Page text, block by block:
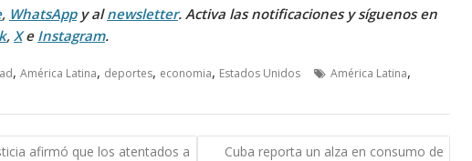
, WhatsAppy alnewsletter. Activa las notificaciones y síguenos en
, Xe Instagram.
, América Latina, deportes, economia, Estados Unidos América Latina,
afirmó que los atentados a
Cuba reporta un alza en consumo de